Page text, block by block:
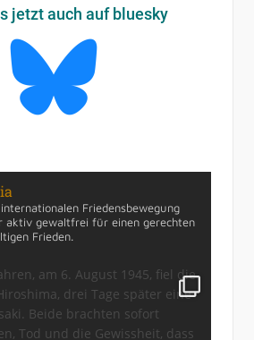
jetzt auch auf bluesky
Friedensbewegung
aktiv gewaltfrei für einen gerechten
Frieden.